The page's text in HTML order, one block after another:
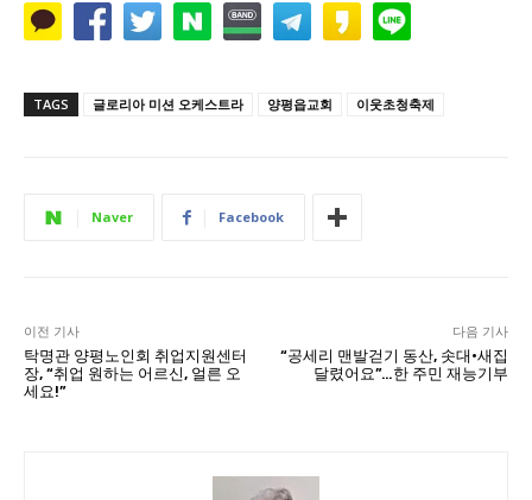
TAGS 글로리아 미션 오케스트라 양평읍교회 이웃초청축제
Naver Facebook
이전 기사
탁명관 양평노인회 취업지원센터
장, “취업 원하는 어르신, 얼른 오
세요!”
다음 기사
“공세리 맨발걷기 동산, 솟대·새집
달렸어요”…한 주민 재능기부